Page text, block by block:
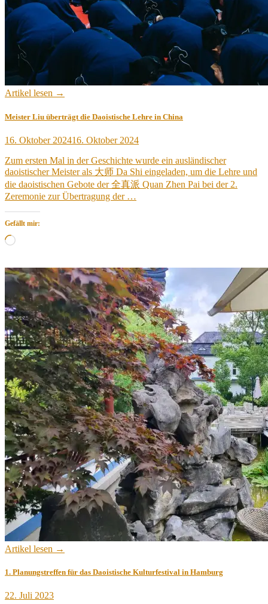
Artikel lesen →
Meister Liu überträgt die Daoistische Lehre in China
Veröffentlicht
16. Oktober 202416. Oktober 2024
Zum ersten Mal in der Geschichte wurde ein ausländischer
daoistischer Meister als 大师 Da Shi eingeladen, um die Lehre und
die daoistischen Gebote der 全真派 Quan Zhen Pai bei der 2.
Zeremonie zur Übertragung der …
Gefällt mir:
Wird
Artikel lesen →
1. Planungstreffen für das Daoistische Kulturfestival in Hamburg
Veröffentlicht
22. Juli 2023